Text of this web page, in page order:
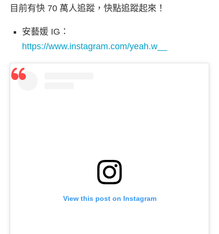
目前有快 70 萬人追蹤，快點追蹤起來！
安藝媛 IG：
https://www.instagram.com/yeah.w__
View this post on Instagram